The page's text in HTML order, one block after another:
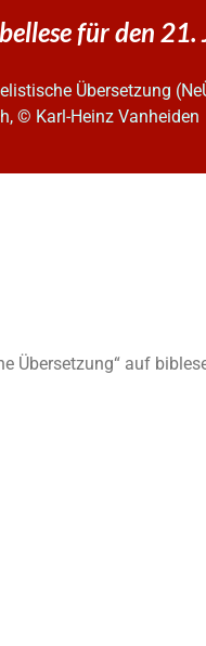
für den
Übersetzung
© Karl-Heinz Vanheiden
Übersetzung“ auf